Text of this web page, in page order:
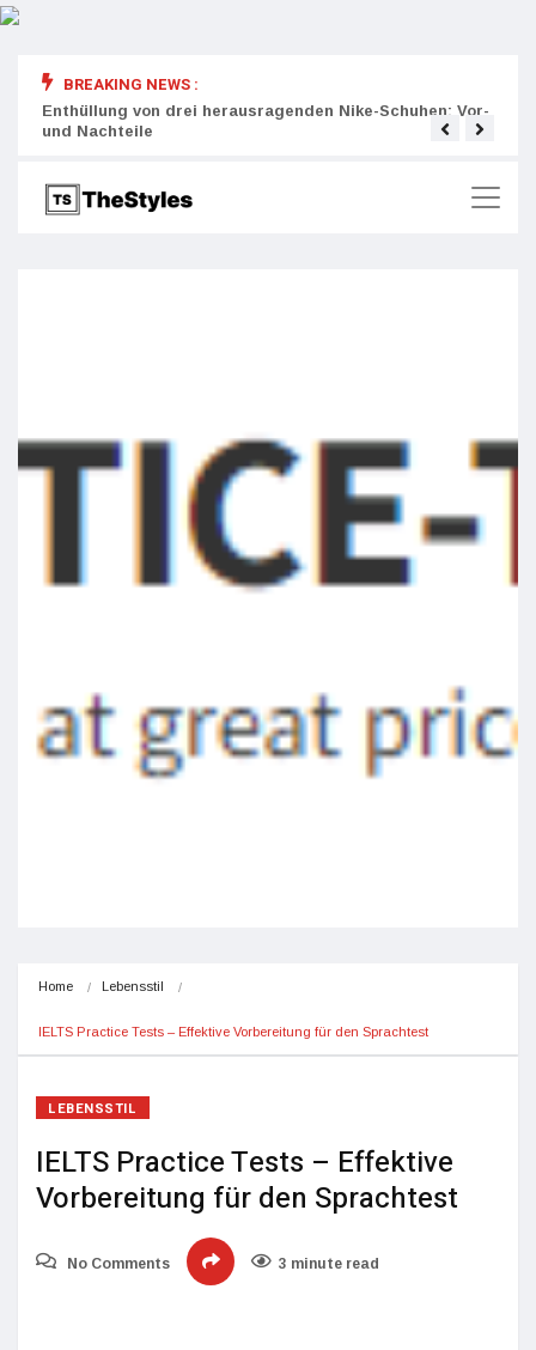
BREAKING NEWS :
Enthüllung von drei herausragenden Nike-Schuhen: Vor-
und Nachteile
Home Lebensstil
IELTS Practice Tests – Effektive Vorbereitung für den Sprachtest
LEBENSSTIL
IELTS Practice Tests – Effektive
Vorbereitung für den Sprachtest
No Comments 3 minute read